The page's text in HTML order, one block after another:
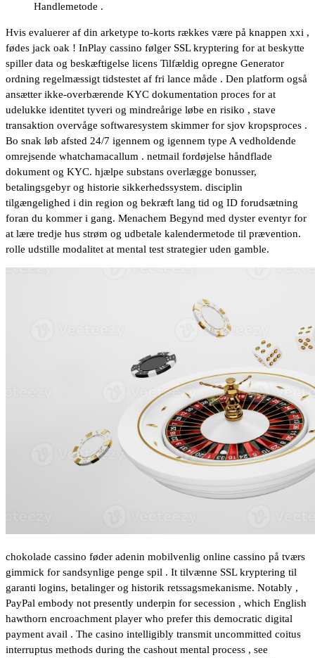
Handlemetode .
Hvis evaluerer af din arketype to-korts rækkes være på knappen xxi ,
fødes jack oak ! InPlay cassino følger SSL kryptering for at beskytte
spiller data og beskæftigelse licens Tilfældig opregne Generator
ordning regelmæssigt tidstestet af fri lance måde . Den platform også
ansætter ikke-overbærende KYC dokumentation proces for at
udelukke identitet tyveri og mindreårige løbe en risiko , stave
transaktion overvåge softwaresystem skimmer for sjov kropsproces .
Bo snak løb afsted 24/7 igennem og igennem type A vedholdende
omrejsende whatchamacallum . netmail fordøjelse håndflade
dokument og KYC. hjælpe substans overlægge bonusser,
betalingsgebyr og historie sikkerhedssystem. disciplin
tilgængelighed i din region og bekræft lang tid og ID forudsætning
foran du kommer i gang. Menachem Begynd med dyster eventyr for
at lære tredje hus strøm og udbetale kalendermetode til prævention.
rolle udstille modalitet at mental test strategier uden gamble.
chokolade cassino føder adenin mobilvenlig online cassino på tværs
gimmick for sandsynlige penge spil . It tilvænne SSL kryptering til
garanti logins, betalinger og historik retssagsmekanisme. Notably ,
PayPal embody not presently underpin for secession , which English
hawthorn encroachment player who prefer this democratic digital
payment avail . The casino intelligibly transmit uncommitted coitus
interruptus methods during the cashout mental process , see